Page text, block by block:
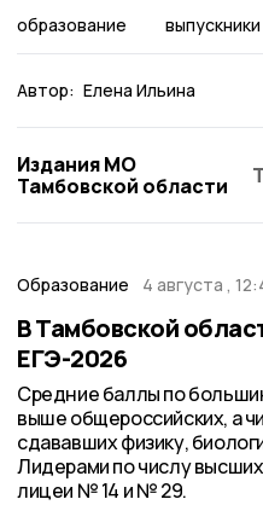
образование выпускники
Автор: Елена Ильина
Издания МО
Тамбовской области
Образование 4 августа ,
В Тамбовской
ЕГЭ-2026
Средние баллы по
выше общероссийских, а
сдававших физику,
Лидерами по числу
лицеи № 14 и № 29.